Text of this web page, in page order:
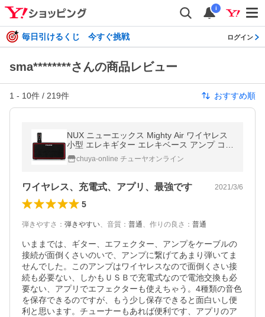
i
毎日引けるくじ 今すぐ挑戦 ログイン
sma********さんの商品レビュー
1 - 10件 / 219件 おすすめ順
NUX ニューエックス Mighty Air ワイヤレス
小型 エレキギター エレキベース アンプ コン
ボchuya-online チューヤオンライン
ワイヤレス、充電式、アプリ、最強です 2021/3/6
5
弾きやすさ ： 弾きやすい、 音質 ： 普通、 作りの良さ ： 普通
いままでは、ギター、エフェクター、アンプをケーブルの
接続が面倒くさいのいで、アンプに繋げてあまり弾いてま
せんでした。このアンプはワイヤレスなので面倒くさい接
続も必要ない、しかもＵＳＢで充電式なので電池交換も必
要ない、アプリでエフェクターも使えちゃう。4種類の音色
を保存できるのですが、もう少し保存できると面白いし便
利と思います。チューナーもあれば便利です、アプリのア